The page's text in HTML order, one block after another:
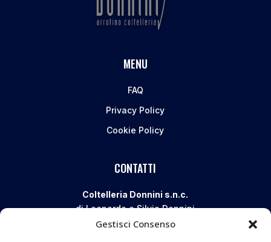
Gestisci Consenso
MENU
FAQ
Privacy Policy
Cookie Policy
CONTATTI
Coltelleria Donnini s.n.c.
di Leonardo e Silvia Donnini
Via Giovanni Lanza, 70 – 50136 FIRENZE